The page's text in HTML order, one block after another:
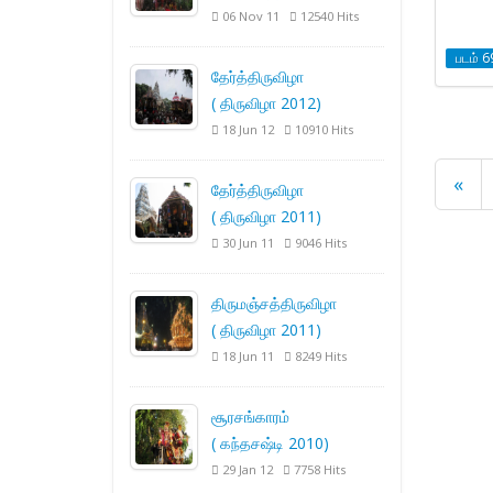
06 Nov 11 12540 Hits
தேர்த்திருவிழா
( திருவிழா 2012)
18 Jun 12 10910 Hits
தேர்த்திருவிழா
( திருவிழா 2011)
30 Jun 11 9046 Hits
திருமஞ்சத்திருவிழா
( திருவிழா 2011)
18 Jun 11 8249 Hits
சூரசங்காரம்
( கந்தசஷ்டி 2010)
29 Jan 12 7758 Hits
படம்
«